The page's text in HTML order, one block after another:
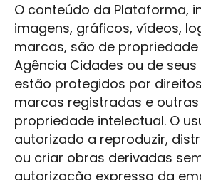
O conteúdo da Plataforma,
imagens, gráficos, vídeos,
marcas, são de
Agência Cidades ou de
estão protegidos por
marcas registradas e outras
propriedade intelectual. O
autorizado a reproduzir,
ou criar obras derivadas
autorização expressa da